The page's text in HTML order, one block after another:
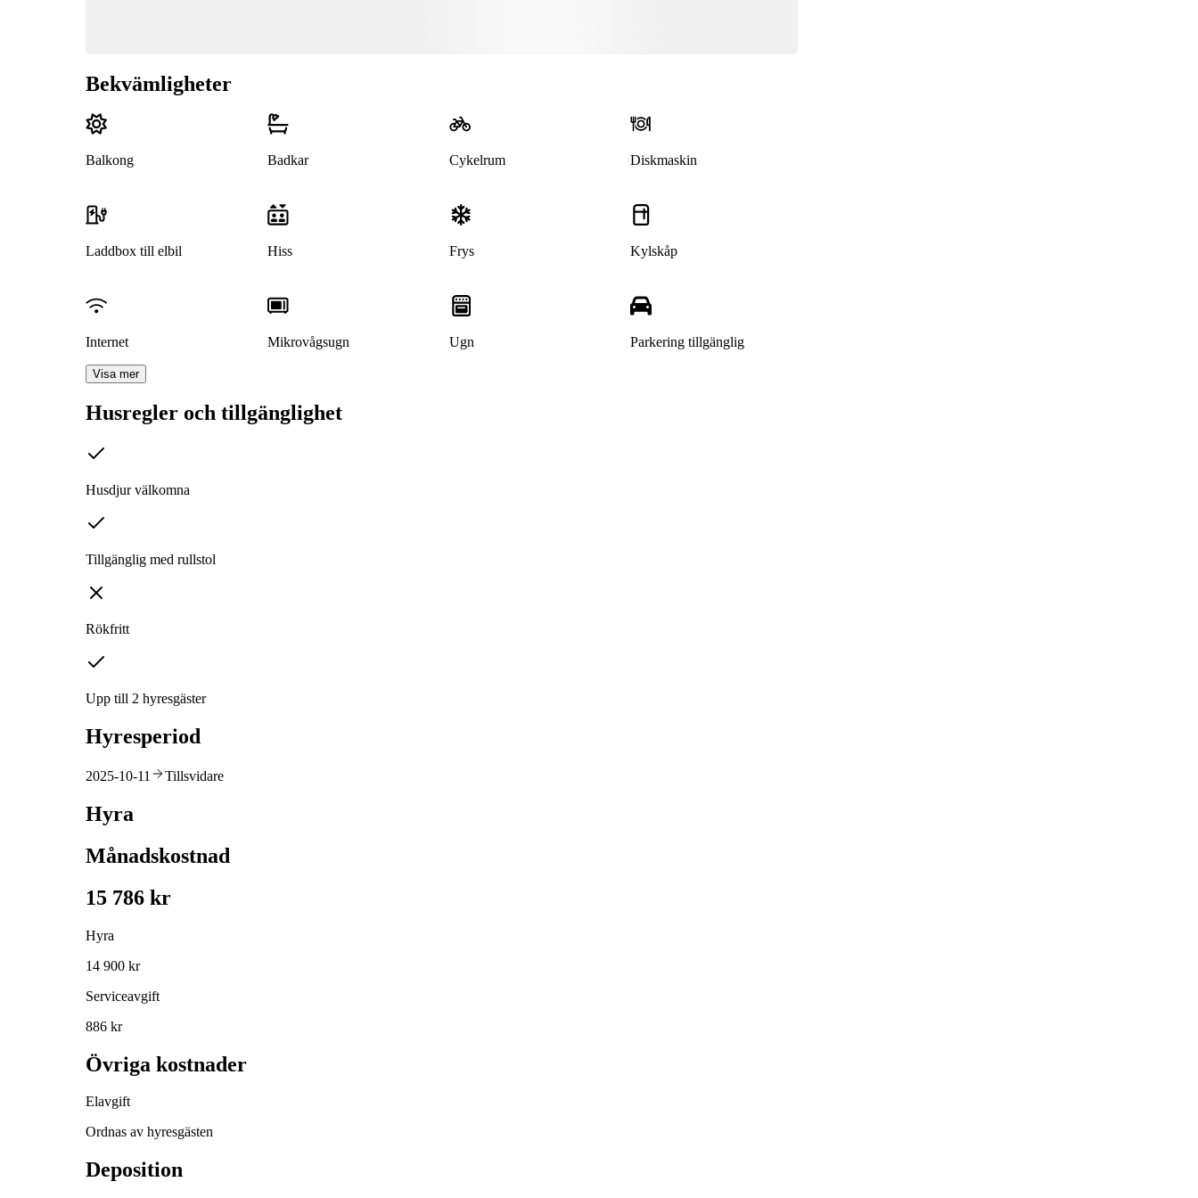
Bekvämligheter
Balkong Badkar Cykelrum Diskmaskin
Laddbox till elbil Hiss Frys Kylskåp
Internet Mikrovågsugn Ugn Parkering tillgänglig
Visa mer
Husregler och tillgänglighet
Husdjur välkomna
Tillgänglig med rullstol
Rökfritt
Upp till 2 hyresgäster
Hyresperiod
2025-10-11 Tillsvidare
Hyra
Månadskostnad
15 786 kr
Hyra
14 900 kr
Serviceavgift
886 kr
Övriga kostnader
Elavgift
Ordnas av hyresgästen
Deposition